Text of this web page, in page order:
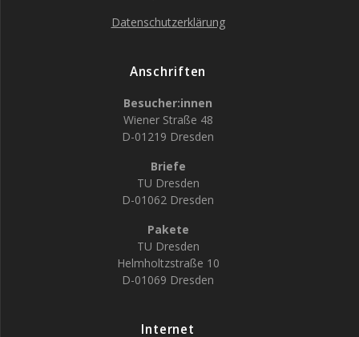
Datenschutzerklärung
Anschriften
Besucher:innen
Wiener Straße 48
D-01219 Dresden
Briefe
TU Dresden
D-01062 Dresden
Pakete
TU Dresden
Helmholtzstraße 10
D-01069 Dresden
Internet